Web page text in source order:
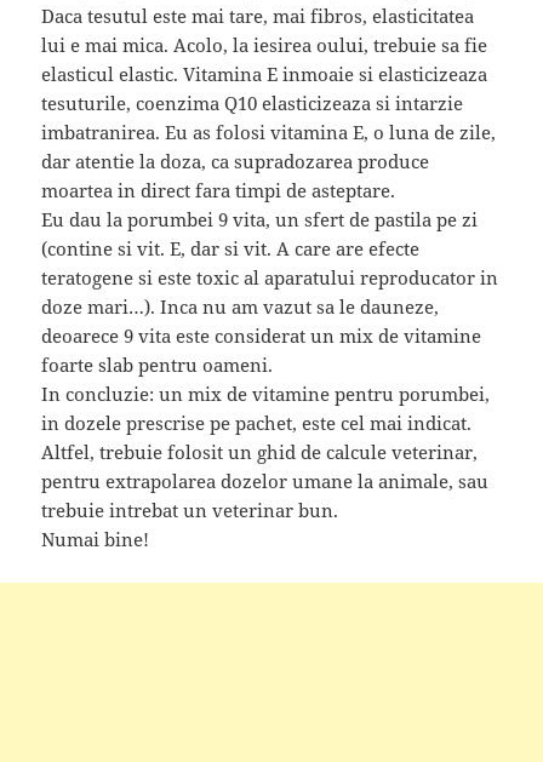
Daca tesutul este mai tare, mai fibros, elasticitatea
lui e mai mica. Acolo, la iesirea oului, trebuie sa fie
elasticul elastic. Vitamina E inmoaie si elasticizeaza
tesuturile, coenzima Q10 elasticizeaza si intarzie
imbatranirea. Eu as folosi vitamina E, o luna de zile,
dar atentie la doza, ca supradozarea produce
moartea in direct fara timpi de asteptare.
Eu dau la porumbei 9 vita, un sfert de pastila pe zi
(contine si vit. E, dar si vit. A care are efecte
teratogene si este toxic al aparatului reproducator in
doze mari…). Inca nu am vazut sa le dauneze,
deoarece 9 vita este considerat un mix de vitamine
foarte slab pentru oameni.
In concluzie: un mix de vitamine pentru porumbei,
in dozele prescrise pe pachet, este cel mai indicat.
Altfel, trebuie folosit un ghid de calcule veterinar,
pentru extrapolarea dozelor umane la animale, sau
trebuie intrebat un veterinar bun.
Numai bine!